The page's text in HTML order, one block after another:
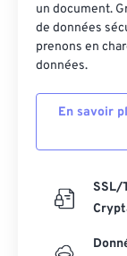
un document.
de données
prenons en
données.
En savoir
SSL/